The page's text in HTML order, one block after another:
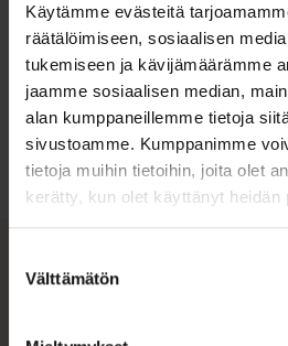
Käytämme evästeitä
räätälöimiseen, sosiaalisen
tukemiseen ja kävijämäärämme
jaamme sosiaalisen median,
alan kumppaneillemme tietoja
sivustoamme. Kumppanimme
tietoja muihin tietoihin, joita olet
kerätty, kun olet käyttänyt heidän
valinta
Välttämätön
Ohjeita
koon
Tutustu myös